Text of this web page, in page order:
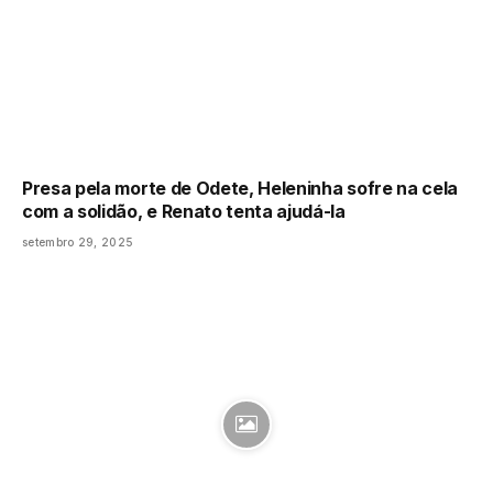
Presa pela morte de Odete, Heleninha sofre na cela
com a solidão, e Renato tenta ajudá-la
setembro 29, 2025